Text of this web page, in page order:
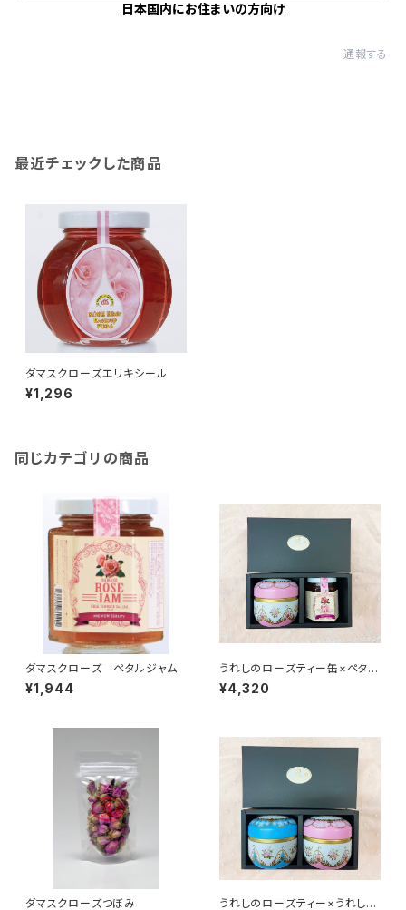
日本国内にお住まいの方向け
通報する
最近チェックした商品
ダマスクローズエリキシール
¥1,296
同じカテゴリの商品
ダマスクローズ ペタルジャム
¥1,944
うれしのローズティー缶×ペタル
ジャム ギフトセット
¥4,320
ダマスクローズつぼみ うれしのローズティー×うれしの